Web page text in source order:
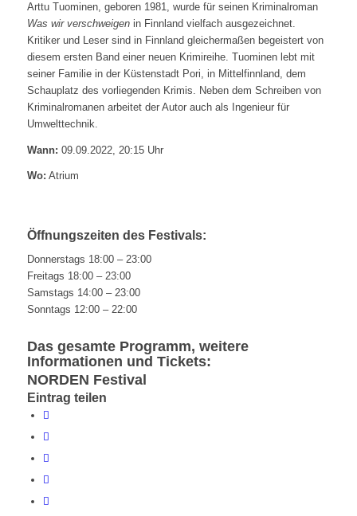
Arttu Tuominen, geboren 1981, wurde für seinen Kriminalroman
Was wir verschweigenin Finnland vielfach ausgezeichnet.
Kritiker und Leser sind in Finnland gleichermaßen begeistert von
diesem ersten Band einer neuen Krimireihe. Tuominen lebt mit
seiner Familie in der Küstenstadt Pori, in Mittelfinnland, dem
Schauplatz des vorliegenden Krimis. Neben dem Schreiben von
Kriminalromanen arbeitet der Autor auch als Ingenieur für
Umwelttechnik.
Wann: 09.09.2022, 20:15 Uhr
Wo: Atrium
Öffnungszeiten des Festivals:
Donnerstags 18:00 – 23:00
Freitags 18:00 – 23:00
Samstags 14:00 – 23:00
Sonntags 12:00 – 22:00
Das gesamte Programm, weitere
Informationen und Tickets:
NORDEN Festival
Eintrag teilen